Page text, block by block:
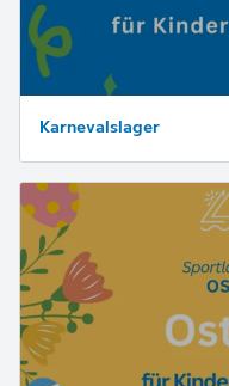
Karnevalslager